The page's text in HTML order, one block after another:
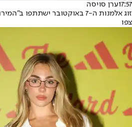
17:57ערן סויסה
זוג אלמנות ה-7 באוקטובר ישתתפו ב"המירוץ למיליון"
צפו